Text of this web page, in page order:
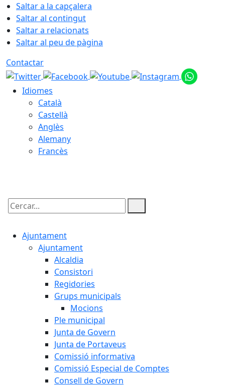
Saltar a la capçalera
Saltar al contingut
Saltar a relacionats
Saltar al peu de pàgina
Contactar
Idiomes
Català
Castellà
Anglès
Alemany
Francès
Cercar:
Ajuntament
Ajuntament
Alcaldia
Consistori
Regidories
Grups municipals
Mocions
Ple municipal
Junta de Govern
Junta de Portaveus
Comissió informativa
Comissió Especial de Comptes
Consell de Govern